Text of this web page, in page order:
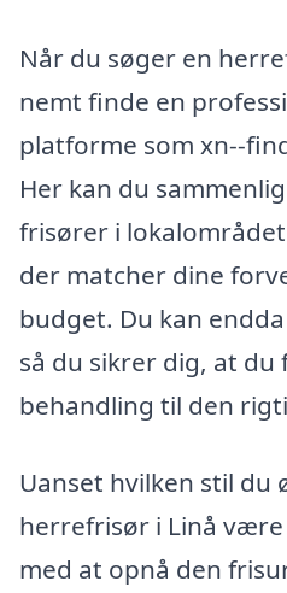
Når du søger en
nemt finde en
platforme som xn--
Her kan du
frisører i
der matcher dine
budget. Du kan
så du sikrer dig, at du
behandling til den
Uanset hvilken stil du
herrefrisør i Linå
med at opnå den